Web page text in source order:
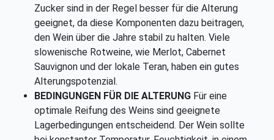
Zucker sind in der Regel besser für die Alterung
geeignet, da diese Komponenten dazu beitragen,
den Wein über die Jahre stabil zu halten. Viele
slowenische Rotweine, wie Merlot, Cabernet
Sauvignon und der lokale Teran, haben ein gutes
Alterungspotenzial.
BEDINGUNGEN FÜR DIE ALTERUNG Für eine
optimale Reifung des Weins sind geeignete
Lagerbedingungen entscheidend. Der Wein sollte